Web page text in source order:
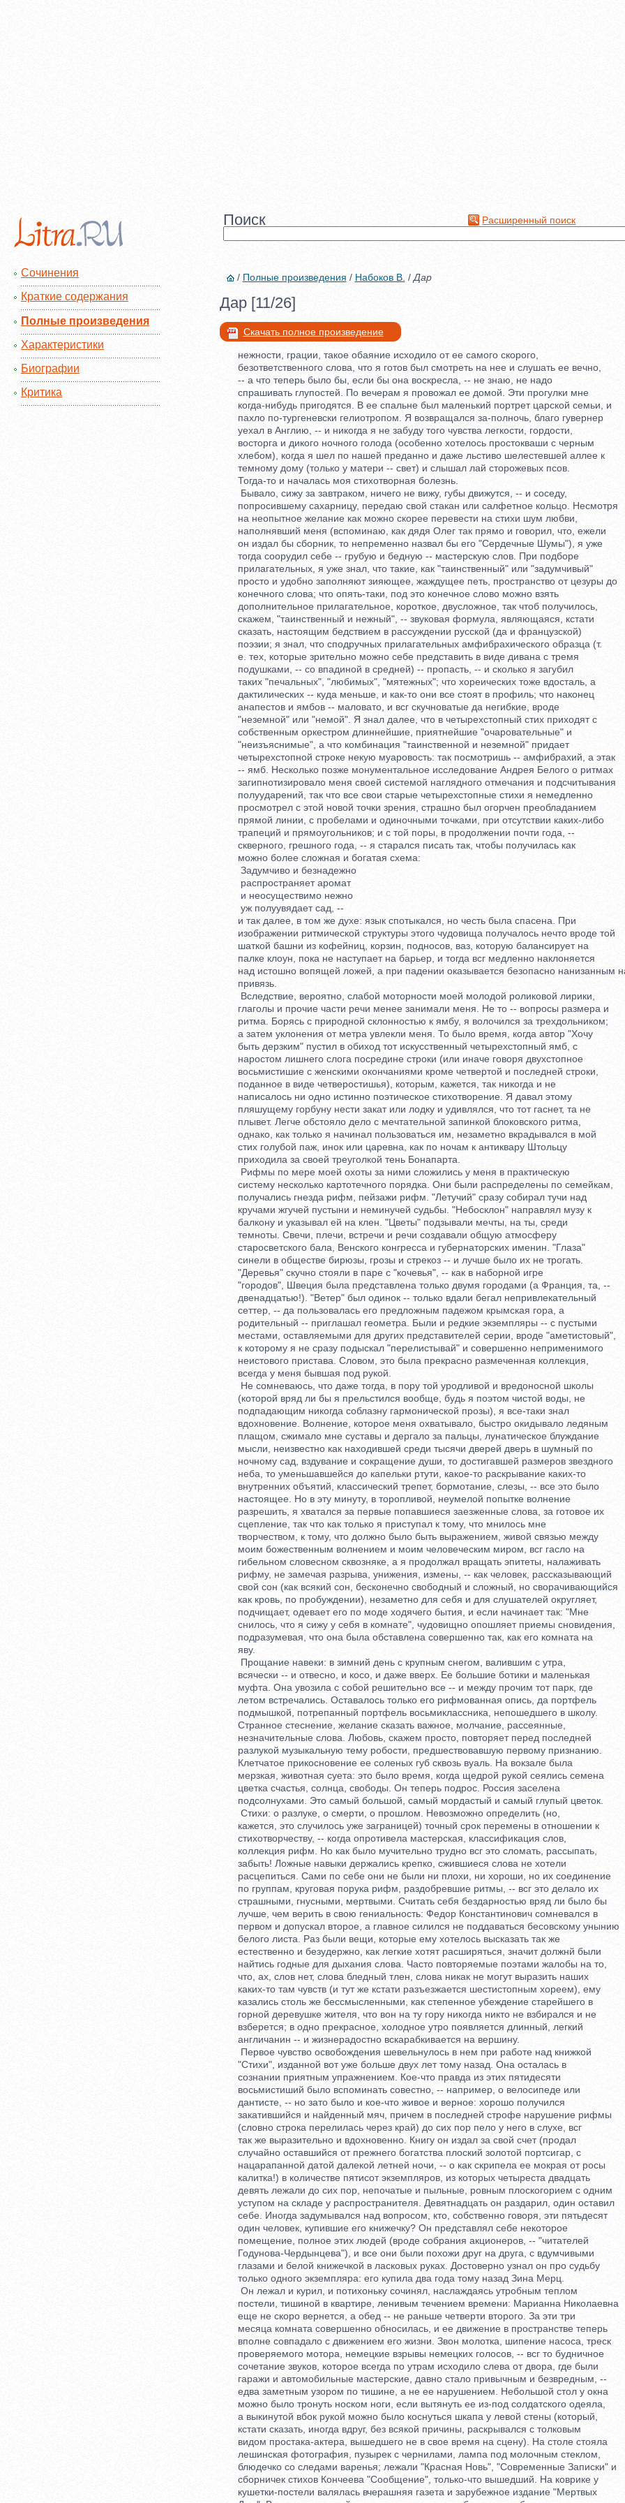
Поиск Расширенный поиск
Сочинения
Краткие содержания
Полные произведения
Характеристики
Биографии
Критика
/ Полные произведения / Набоков В. / Дар
Дар [11/26]
Скачать полное произведение
нежности, грации, такое обаяние исходило от ее самого скорого,
безответственного слова, что я готов был смотреть на нее и слушать ее вечно,
-- а что теперь было бы, если бы она воскресла, -- не знаю, не надо
спрашивать глупостей. По вечерам я провожал ее домой. Эти прогулки мне
когда-нибудь пригодятся. В ее спальне был маленький портрет царской семьи, и
пахло по-тургеневски гелиотропом. Я возвращался за-полночь, благо гувернер
уехал в Англию, -- и никогда я не забуду того чувства легкости, гордости,
восторга и дикого ночного голода (особенно хотелось простокваши с черным
хлебом), когда я шел по нашей преданно и даже льстиво шелестевшей аллее к
темному дому (только у матери -- свет) и слышал лай сторожевых псов.
Тогда-то и началась моя стихотворная болезнь.
Бывало, сижу за завтраком, ничего не вижу, губы движутся, -- и соседу,
попросившему сахарницу, передаю свой стакан или салфетное кольцо. Несмотря
на неопытное желание как можно скорее перевести на стихи шум любви,
наполнявший меня (вспоминаю, как дядя Олег так прямо и говорил, что, ежели
он издал бы сборник, то непременно назвал бы его "Сердечные Шумы"), я уже
тогда соорудил себе -- грубую и бедную -- мастерскую слов. При подборе
прилагательных, я уже знал, что такие, как "таинственный" или "задумчивый"
просто и удобно заполняют зияющее, жаждущее петь, пространство от цезуры до
конечного слова; что опять-таки, под это конечное слово можно взять
дополнительное прилагательное, короткое, двусложное, так чтоб получилось,
скажем, "таинственный и нежный", -- звуковая формула, являющаяся, кстати
сказать, настоящим бедствием в рассуждении русской (да и французской)
поэзии; я знал, что сподручных прилагательных амфибрахического образца (т.
е. тех, которые зрительно можно себе представить в виде дивана с тремя
подушками, -- со впадиной в средней) -- пропасть, -- и сколько я загубил
таких "печальных", "любимых", "мятежных"; что хореических тоже вдосталь, а
дактилических -- куда меньше, и как-то они все стоят в профиль; что наконец
анапестов и ямбов -- маловато, и всг скучноватые да негибкие, вроде
"неземной" или "немой". Я знал далее, что в четырехстопный стих приходят с
собственным оркестром длиннейшие, приятнейшие "очаровательные" и
"неизъяснимые", а что комбинация "таинственной и неземной" придает
четырехстопной строке некую муаровость: так посмотришь -- амфибрахий, а этак
-- ямб. Несколько позже монументальное исследование Андрея Белого о ритмах
загипнотизировало меня своей системой наглядного отмечания и подсчитывания
полуударений, так что все свои старые четырехстопные стихи я немедленно
просмотрел с этой новой точки зрения, страшно был огорчен преобладанием
прямой линии, с пробелами и одиночными точками, при отсутствии каких-либо
трапеций и прямоугольников; и с той поры, в продолжении почти года, --
скверного, грешного года, -- я старался писать так, чтобы получилась как
можно более сложная и богатая схема:
Задумчиво и безнадежно
распространяет аромат
и неосуществимо нежно
уж полуувядает сад, --
и так далее, в том же духе: язык спотыкался, но честь была спасена. При
изображении ритмической структуры этого чудовища получалось нечто вроде той
шаткой башни из кофейниц, корзин, подносов, ваз, которую балансирует на
палке клоун, пока не наступает на барьер, и тогда всг медленно наклоняется
над истошно вопящей ложей, а при падении оказывается безопасно нанизанным
привязь.
Вследствие, вероятно, слабой моторности моей молодой роликовой лирики,
глаголы и прочие части речи менее занимали меня. Не то -- вопросы размера и
ритма. Борясь с природной склонностью к ямбу, я волочился за трехдольником;
а затем уклонения от метра увлекли меня. То было время, когда автор "Хочу
быть дерзким" пустил в обиход тот искусственный четырехстопный ямб, с
наростом лишнего слога посредине строки (или иначе говоря двухстопное
восьмистишие с женскими окончаниями кроме четвертой и последней строки,
поданное в виде четверостишья), которым, кажется, так никогда и не
написалось ни одно истинно поэтическое стихотворение. Я давал этому
пляшущему горбуну нести закат или лодку и удивлялся, что тот гаснет, та не
плывет. Легче обстояло дело с мечтательной запинкой блоковского ритма,
однако, как только я начинал пользоваться им, незаметно вкрадывался в мой
стих голубой паж, инок или царевна, как по ночам к антиквару Штольцу
приходила за своей треуголкой тень Бонапарта.
Рифмы по мере моей охоты за ними сложились у меня в практическую
систему несколько картотечного порядка. Они были распределены по семейкам,
получались гнезда рифм, пейзажи рифм. "Летучий" сразу собирал тучи над
кручами жгучей пустыни и неминучей судьбы. "Небосклон" направлял музу к
балкону и указывал ей на клен. "Цветы" подзывали мечты, на ты, среди
темноты. Свечи, плечи, встречи и речи создавали общую атмосферу
старосветского бала, Венского конгресса и губернаторских именин. "Глаза"
синели в обществе бирюзы, грозы и стрекоз -- и лучше было их не трогать.
"Деревья" скучно стояли в паре с "кочевья", -- как в наборной игре
"городов", Швеция была представлена только двумя городами (а Франция, та, --
двенадцатью!). "Ветер" был одинок -- только вдали бегал непривлекательный
сеттер, -- да пользовалась его предложным падежом крымская гора, а
родительный -- приглашал геометра. Были и редкие экземпляры -- с пустыми
местами, оставляемыми для других представителей серии, вроде "аметистовый",
к которому я не сразу подыскал "перелистывай" и совершенно неприменимого
неистового пристава. Словом, это была прекрасно размеченная коллекция,
всегда у меня бывшая под рукой.
Не сомневаюсь, что даже тогда, в пору той уродливой и вредоносной школы
(которой вряд ли бы я прельстился вообще, будь я поэтом чистой воды, не
подпадающим никогда соблазну гармонической прозы), я все-таки знал
вдохновение. Волнение, которое меня охватывало, быстро окидывало ледяным
плащом, сжимало мне суставы и дергало за пальцы, лунатическое блуждание
мысли, неизвестно как находившей среди тысячи дверей дверь в шумный по
ночному сад, вздувание и сокращение души, то достигавшей размеров звездного
неба, то уменьшавшейся до капельки ртути, какое-то раскрывание каких-то
внутренних объятий, классический трепет, бормотание, слезы, -- все это было
настоящее. Но в эту минуту, в торопливой, неумелой попытке волнение
разрешить, я хватался за первые попавшиеся заезженные слова, за готовое их
сцепление, так что как только я приступал к тому, что мнилось мне
творчеством, к тому, что должно было быть выражением, живой связью между
моим божественным волнением и моим человеческим миром, всг гасло на
гибельном словесном сквозняке, а я продолжал вращать эпитеты, налаживать
рифму, не замечая разрыва, унижения, измены, -- как человек, рассказывающий
свой сон (как всякий сон, бесконечно свободный и сложный, но сворачивающийся
как кровь, по пробуждении), незаметно для себя и для слушателей округляет,
подчищает, одевает его по моде ходячего бытия, и если начинает так: "Мне
снилось, что я сижу у себя в комнате", чудовищно опошляет приемы сновидения,
подразумевая, что она была обставлена совершенно так, как его комната на
яву.
Прощание навеки: в зимний день с крупным снегом, валившим с утра,
всячески -- и отвесно, и косо, и даже вверх. Ее большие ботики и маленькая
муфта. Она увозила с собой решительно все -- и между прочим тот парк, где
летом встречались. Оставалось только его рифмованная опись, да портфель
подмышкой, потрепанный портфель восьмиклассника, непошедшего в школу.
Странное стеснение, желание сказать важное, молчание, рассеянные,
незначительные слова. Любовь, скажем просто, повторяет перед последней
разлукой музыкальную тему робости, предшествовавшую первому признанию.
Клетчатое прикосновение ее соленых губ сквозь вуаль. На вокзале была
мерзкая, животная суета: это было время, когда щедрой рукой сеялись семена
цветка счастья, солнца, свободы. Он теперь подрос. Россия заселена
подсолнухами. Это самый большой, самый мордастый и самый глупый цветок.
Стихи: о разлуке, о смерти, о прошлом. Невозможно определить (но,
кажется, это случилось уже заграницей) точный срок перемены в отношении к
стихотворчеству, -- когда опротивела мастерская, классификация слов,
коллекция рифм. Но как было мучительно трудно всг это сломать, рассыпать,
забыть! Ложные навыки держались крепко, сжившиеся слова не хотели
расцепиться. Сами по себе они не были ни плохи, ни хороши, но их соединение
по группам, круговая порука рифм, раздобревшие ритмы, -- всг это делало их
страшными, гнусными, мертвыми. Считать себя бездарностью вряд ли было бы
лучше, чем верить в свою гениальность: Федор Константинович сомневался в
первом и допускал второе, а главное силился не поддаваться бесовскому унынию
белого листа. Раз были вещи, которые ему хотелось высказать так же
естественно и безудержно, как легкие хотят расширяться, значит должнй были
найтись годные для дыхания слова. Часто повторяемые поэтами жалобы на то,
что, ах, слов нет, слова бледный тлен, слова никак не могут выразить наших
каких-то там чувств (и тут же кстати разъезжается шестистопным хореем), ему
казались столь же бессмысленными, как степенное убеждение старейшего в
горной деревушке жителя, что вон на ту гору никогда никто не взбирался и не
взберется; в одно прекрасное, холодное утро появляется длинный, легкий
англичанин -- и жизнерадостно вскарабкивается на вершину.
Первое чувство освобождения шевельнулось в нем при работе над книжкой
"Стихи", изданной вот уже больше двух лет тому назад. Она осталась в
сознании приятным упражнением. Кое-что правда из этих пятидесяти
восьмистиший было вспоминать совестно, -- например, о велосипеде или
дантисте, -- но зато было и кое-что живое и верное: хорошо получился
закатившийся и найденный мяч, причем в последней строфе нарушение рифмы
(словно строка перелилась через край) до сих пор пело у него в слухе, всг
так же выразительно и вдохновенно. Книгу он издал за свой счет (продал
случайно оставшийся от прежнего богатства плоский золотой портсигар, с
нацарапанной датой далекой летней ночи, -- о как скрипела ее мокрая от росы
калитка!) в количестве пятисот экземпляров, из которых четыреста двадцать
девять лежали до сих пор, непочатые и пыльные, ровным плоскогорием с одним
уступом на складе у распространителя. Девятнадцать он раздарил, один оставил
себе. Иногда задумывался над вопросом, кто, собственно говоря, эти пятьдесят
один человек, купившие его книжечку? Он представлял себе некоторое
помещение, полное этих людей (вроде собрания акционеров, -- "читателей
Годунова-Чердынцева"), и все они были похожи друг на друга, с вдумчивыми
глазами и белой книжечкой в ласковых руках. Достоверно узнал он про судьбу
только одного экземпляра: его купила два года тому назад Зина Мерц.
Он лежал и курил, и потихоньку сочинял, наслаждаясь утробным теплом
постели, тишиной в квартире, ленивым течением времени: Марианна Николаевна
еще не скоро вернется, а обед -- не раньше четверти второго. За эти три
месяца комната совершенно обносилась, и ее движение в пространстве теперь
вполне совпадало с движением его жизни. Звон молотка, шипение насоса, треск
проверяемого мотора, немецкие взрывы немецких голосов, -- всг то будничное
сочетание звуков, которое всегда по утрам исходило слева от двора, где были
гаражи и автомобильные мастерские, давно стало привычным и безвредным, --
едва заметным узором по тишине, а не ее нарушением. Небольшой стол у окна
можно было тронуть носком ноги, если вытянуть ее из-под солдатского одеяла,
а выкинутой вбок рукой можно было коснуться шкапа у левой стены (который,
кстати сказать, иногда вдруг, без всякой причины, раскрывался с толковым
видом простака-актера, вышедшего не в свое время на сцену). На столе стояла
лешинская фотография, пузырек с чернилами, лампа под молочным стеклом,
блюдечко со следами варенья; лежали "Красная Новь", "Современные Записки" и
сборничек стихов Кончеева "Сообщение", только-что вышедший. На коврике у
кушетки-постели валялась вчерашняя газета и зарубежное издание "Мертвых